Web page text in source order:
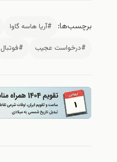
برچسب‌ها: #آريا هاسه گاوا
#درخواست عجيب
#فوتبال